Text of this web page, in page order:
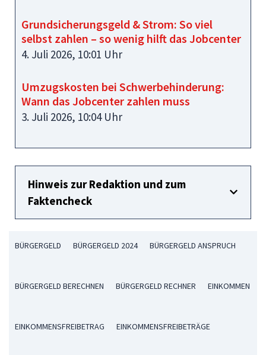
Grundsicherungsgeld & Strom: So viel
selbst zahlen – so wenig hilft das Jobcenter
4. Juli 2026, 10:01 Uhr
Umzugskosten bei Schwerbehinderung:
Wann das Jobcenter zahlen muss
3. Juli 2026, 10:04 Uhr
Hinweis zur Redaktion und zum
Faktencheck
BÜRGERGELD BÜRGERGELD 2024 BÜRGERGELD ANSPRUCH
BÜRGERGELD BERECHNEN BÜRGERGELD RECHNER EINKOMMEN
EINKOMMENSFREIBETRAG EINKOMMENSFREIBETRÄGE